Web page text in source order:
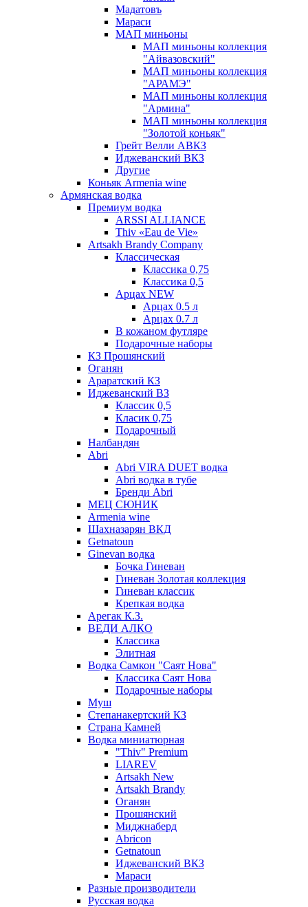
Мадатовъ
Мараси
МАП миньоны
МАП миньоны коллекция
"Айвазовский"
МАП миньоны коллекция
"АРАМЭ"
МАП миньоны коллекция
"Армина"
МАП миньоны коллекция
"Золотой коньяк"
Грейт Велли АВКЗ
Иджеванский ВКЗ
Другие
Коньяк Armenia wine
Армянская водка
Премиум водка
ARSSI ALLIANCE
Thiv «Eau de Vie»
Artsakh Brandy Company
Классическая
Классика 0,75
Классика 0,5
Арцах NEW
Арцах 0.5 л
Арцах 0.7 л
В кожаном футляре
Подарочные наборы
КЗ Прошянский
Оганян
Араратский КЗ
Иджеванский ВЗ
Классик 0,5
Класик 0,75
Подарочный
Налбандян
Abri
Abri VIRA DUET водка
Abri водка в тубе
Бренди Abri
МЕЦ СЮНИК
Armenia wine
Шахназарян ВКД
Getnatoun
Ginevan водка
Бочка Гиневан
Гиневан Золотая коллекция
Гиневан классик
Крепкая водка
Арегак К.З.
ВЕДИ АЛКО
Классика
Элитная
Водка Самкон "Саят Нова"
Классика Саят Нова
Подарочные наборы
Муш
Степанакертский КЗ
Страна Камней
Водка миниатюрная
"Thiv" Premium
LIAREV
Artsakh New
Artsakh Brandy
Оганян
Прошянский
Миджнаберд
Abricon
Getnatoun
Иджеванский ВКЗ
Мараси
Разные производители
Русская водка